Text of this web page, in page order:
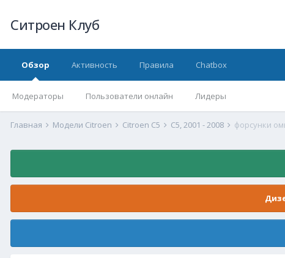
Ситроен Клуб
Обзор
Модераторы Пользователи онлайн Лидеры
Активность Правила Chatbox
Главная Модели Citroen Citroen C5 С5, 2001 - 2008 форсунки